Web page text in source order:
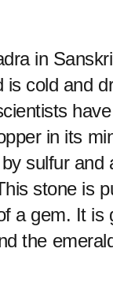
in
cold and
in its
sulfur
stone is
a gem. It
the